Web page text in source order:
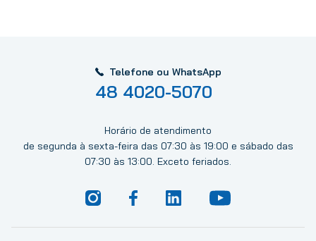
Telefone ou WhatsApp
48 4020-5070
Horário de atendimento
de segunda à sexta-feira das 07:30 às 19:00 e sábado das
07:30 às 13:00. Exceto feriados.